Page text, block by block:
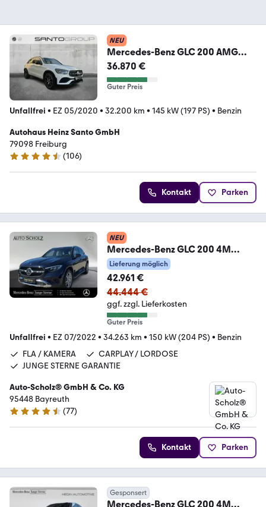
NEU
Mercedes-Benz GLC 200 AMG
Line 4M LED 360°KAM 19'Zoll
LEDER
36.870 €
Guter Preis
Unfallfrei • EZ 05/2020 • 32.200 km • 145 kW (197 PS) • Benzin
Autohaus Heinz Santo GmbH
79098 Freiburg
4.5 Sterne
(106)
Kontakt Parken
NEU
Mercedes-Benz GLC 200 4M
AVANTGARDE ADV.+BURMESTER
3D+AMBI+LED
Lieferung möglich
42.961 €
44.444 €
ggf. zzgl. Lieferkosten
Guter Preis
Unfallfrei • EZ 07/2022 • 34.263 km • 150 kW (204 PS) • Benzin
FLA / KAMERA
CARPLAY / LORDOSE
JUNGE STERNE GARANTIE
Auto-Scholz® GmbH & Co. KG
95448 Bayreuth
4.3 Sterne
(77)
Kontakt Parken
Gesponsert
Mercedes-Benz GLC 200 4M